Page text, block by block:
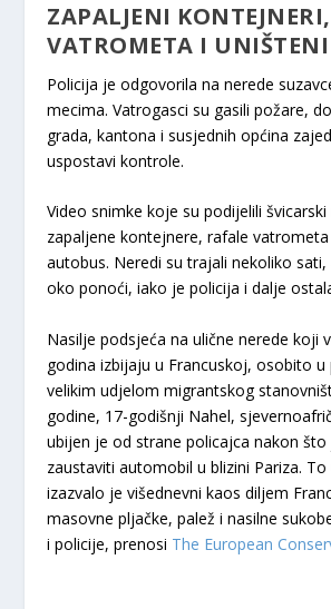
ZAPALJENI
VATROMETA I
Policija je odgovorila na nerede
mecima. Vatrogasci su gasili požare,
grada, kantona i susjednih općina
uspostavi kontrole.
Video snimke koje su podijelili
zapaljene kontejnere, rafale
autobus. Neredi su trajali nekoliko sati,
oko ponoći, iako je policija i dalje
Nasilje podsjeća na ulične nerede koji
godina izbijaju u Francuskoj, osobito u
velikim udjelom migrantskog
godine, 17-godišnji Nahel,
ubijen je od strane policajca nakon
zaustaviti automobil u blizini Pariza.
izazvalo je višednevni kaos diljem
masovne pljačke, palež i nasilne
i policije, prenosi The European